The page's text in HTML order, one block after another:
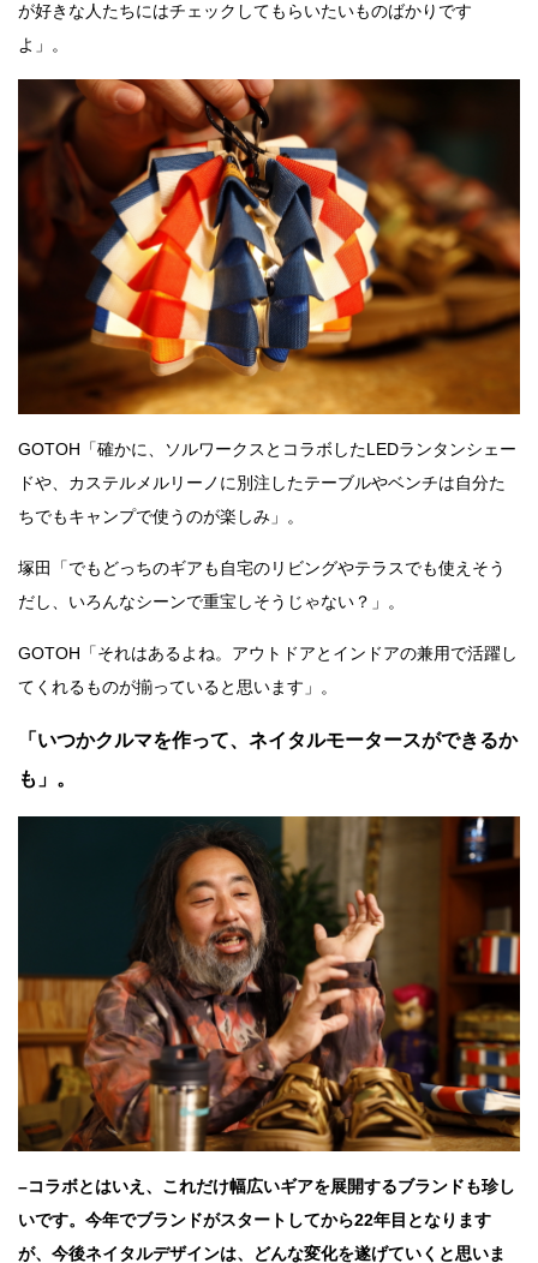
が好きな人たちにはチェックしてもらいたいものばかりです
よ」。
GOTOH「確かに、ソルワークスとコラボしたLEDランタンシェー
ドや、カステルメルリーノに別注したテーブルやベンチは自分た
ちでもキャンプで使うのが楽しみ」。
塚田「でもどっちのギアも自宅のリビングやテラスでも使えそう
だし、いろんなシーンで重宝しそうじゃない？」。
GOTOH「それはあるよね。アウトドアとインドアの兼用で活躍し
てくれるものが揃っていると思います」。
「いつかクルマを作って、ネイタルモータースができるか
も」。
–コラボとはいえ、これだけ幅広いギアを展開するブランドも珍し
いです。今年でブランドがスタートしてから22年目となります
が、今後ネイタルデザインは、どんな変化を遂げていくと思いま